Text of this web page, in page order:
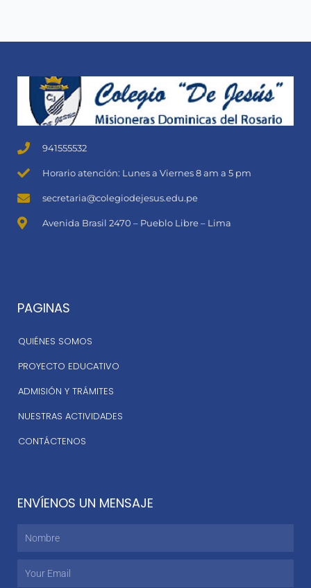
941555532
Horario atención: Lunes a Viernes 8 am a 5 pm
secretaria@colegiodejesus.edu.pe
Avenida Brasil 2470 – Pueblo Libre – Lima
PAGINAS
QUIÉNES SOMOS
PROYECTO EDUCATIVO
ADMISIÓN Y TRÁMITES
NUESTRAS ACTIVIDADES
CONTÁCTENOS
ENVÍENOS UN MENSAJE
Nombre